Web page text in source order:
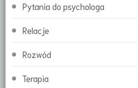
Pytania do psychologa
Relacje
Rozwód
Terapia